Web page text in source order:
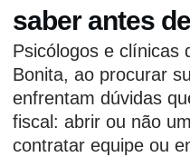
saber antes
Psicólogos e clínicas
Bonita, ao procurar
enfrentam dúvidas
fiscal: abrir ou não
contratar equipe ou